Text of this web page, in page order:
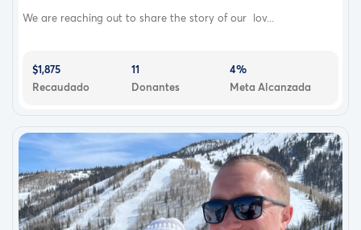
We are reaching out to share the story of our lov...
$1,875
Recaudado
11
Donantes
4%
Meta Alcanzada